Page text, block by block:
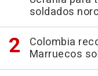
soldados
Colombia
Marruecos